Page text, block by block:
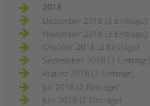
2018
Dezember 2018 (3 Einträge)
November 2018 (3 Einträge)
Oktober 2018 (2 Einträge)
September 2018 (3 Einträge)
August 2018 (2 Einträge)
Juli 2018 (2 Einträge)
Juni 2018 (2 Einträge)